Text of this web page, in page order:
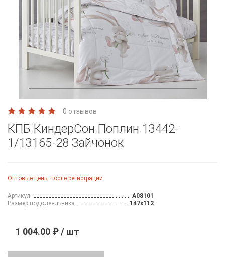
0 отзывов
КПБ КиндерСон Поплин 13442-
1/13165-28 Зайчонок
Оптовые цены после регистрации
Артикул:
A08101
Размер пододеяльника:
147х112
1 004.00 ₽ / шт